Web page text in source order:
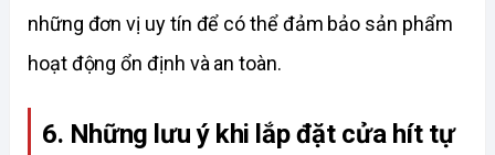
những đơn vị uy tín để có thể đảm bảo sản phẩm
hoạt động ổn định và an toàn.
6. Những lưu ý khi lắp đặt cửa hít tự